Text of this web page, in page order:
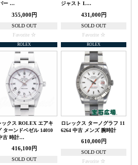
ー …
355,000円
SOLD OUT
Favorite
ジャスト L…
431,000円
SOLD OUT
Favorite
ROLEX
ックス ROLEX エアキ
ターンドベゼル 14010
古 時計…
416,100円
SOLD OUT
ROLEX
ロレックス ターノグラフ 11
6264 中古 メンズ 腕時計
610,000円
SOLD OUT
Favorite